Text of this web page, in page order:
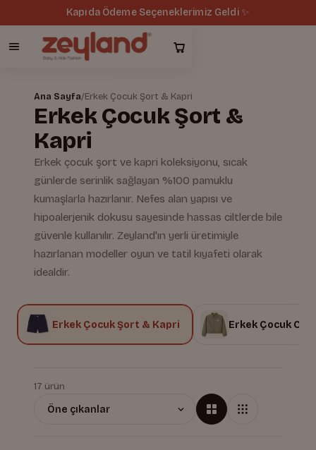
Kapıda Ödeme Seçeneklerimiz Geldi ✨
Ana Sayfa/Erkek Çocuk Şort & Kapri
Erkek Çocuk Şort &
Kapri
Erkek çocuk şort ve kapri koleksiyonu, sıcak
günlerde serinlik sağlayan %100 pamuklu
kumaşlarla hazırlanır. Nefes alan yapısı ve
hipoalerjenik dokusu sayesinde hassas ciltlerde bile
güvenle kullanılır. Zeyland'ın yerli üretimiyle
hazırlanan modeller oyun ve tatil kıyafeti olarak
idealdir.
Erkek Çocuk Şort & Kapri Erkek Çocuk
17 ürün